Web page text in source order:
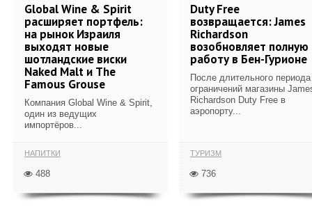
Global Wine & Spirit
расширяет портфель:
на рынок Израиля
выходят новые
шотландские виски
Naked Malt и The
Famous Grouse
Компания Global Wine & Spirit,
один из ведущих
импортёров...
НАПИТКИ
488
Duty Free
возвращается: James
Richardson
возобновляет полную
работу в Бен-Гурионе
После длительного периода
ограничений магазины
Richardson Duty Free в
аэропорту...
ТУРИЗМ
736